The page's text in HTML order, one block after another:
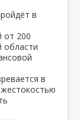
в
от 200
области
в